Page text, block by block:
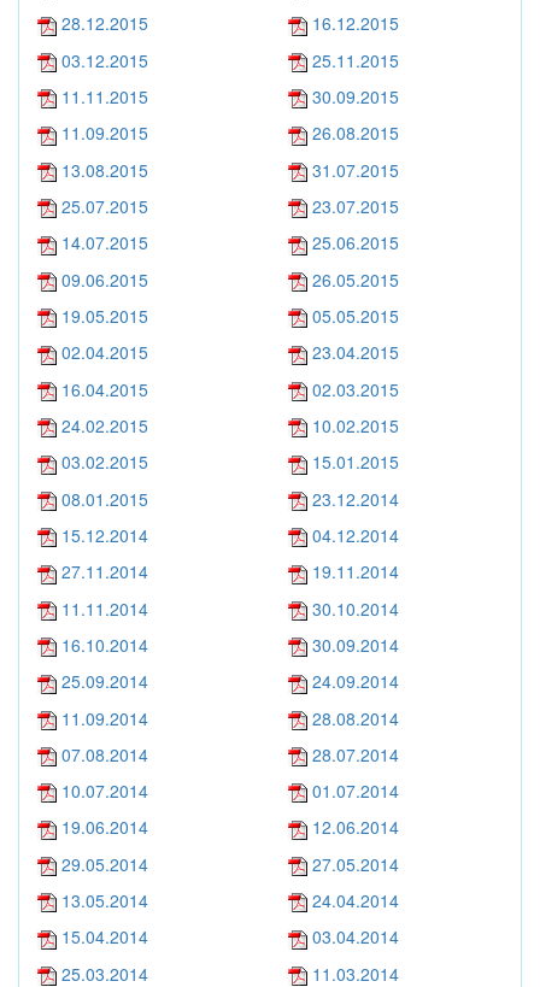
28.12.2015
16.12.2015
03.12.2015
25.11.2015
11.11.2015
30.09.2015
11.09.2015
26.08.2015
13.08.2015
31.07.2015
25.07.2015
23.07.2015
14.07.2015
25.06.2015
09.06.2015
26.05.2015
19.05.2015
05.05.2015
02.04.2015
23.04.2015
16.04.2015
02.03.2015
24.02.2015
10.02.2015
03.02.2015
15.01.2015
08.01.2015
23.12.2014
15.12.2014
04.12.2014
27.11.2014
19.11.2014
11.11.2014
30.10.2014
16.10.2014
30.09.2014
25.09.2014
24.09.2014
11.09.2014
28.08.2014
07.08.2014
28.07.2014
10.07.2014
01.07.2014
19.06.2014
12.06.2014
29.05.2014
27.05.2014
13.05.2014
24.04.2014
15.04.2014
03.04.2014
25.03.2014
11.03.2014